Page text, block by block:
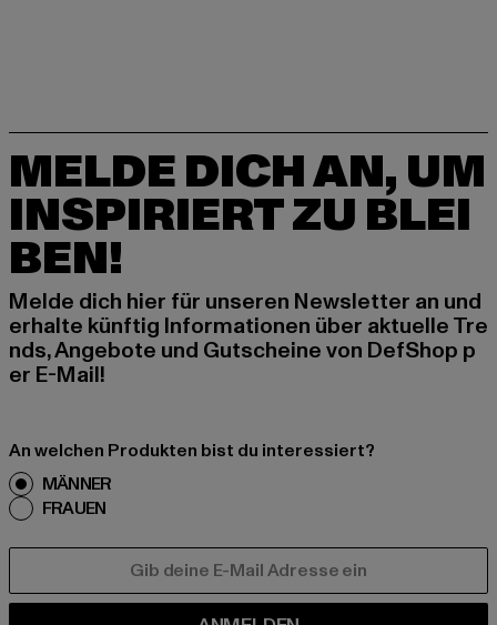
MELDE DICH AN, UM
INSPIRIERT ZU BLEI
BEN!
Melde dich hier für unseren Newsletter an und
erhalte künftig Informationen über aktuelle Tre
nds, Angebote und Gutscheine von DefShop p
er E-Mail!
An welchen Produkten bist du interessiert?
MÄNNER
FRAUEN